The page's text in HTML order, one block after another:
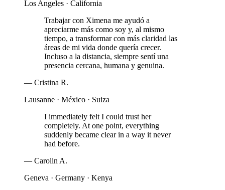
Los Angeles · California
Trabajar con Ximena me ayudó a
apreciarme más como soy y, al mismo
tiempo, a transformar con más claridad las
áreas de mi vida donde quería crecer.
Incluso a la distancia, siempre sentí una
presencia cercana, humana y genuina.
— Cristina R.
Lausanne · México · Suiza
I immediately felt I could trust her
completely. At one point, everything
suddenly became clear in a way it never
had before.
— Carolin A.
Geneva · Germany · Kenya